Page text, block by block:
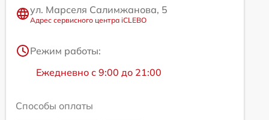
ул. Марселя Салимжанова, 5
Адрес сервисного центра iCLEBO
Режим работы:
Ежедневно с 9:00 до 21:00
Способы оплаты